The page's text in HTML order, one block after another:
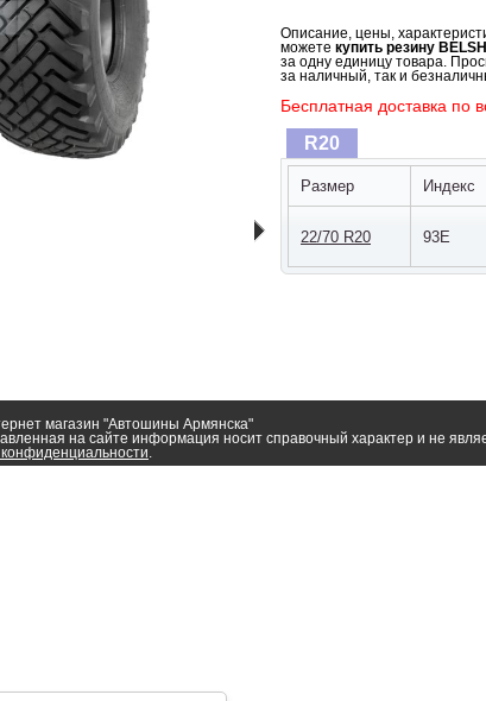
Описание, цены,
можете купить резину
за одну единицу товара.
за наличный, так и
Бесплатная доставка по
R20
Размер Индекс
22/70 R20 93E
магазин "Автошины Армянска"
на сайте информация носит справочный характер и не
.